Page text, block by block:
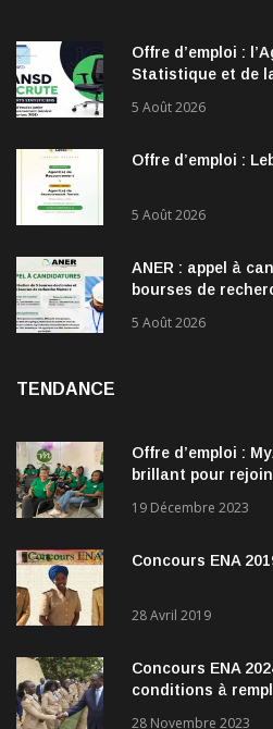
Offre d’emploi :
Statistique et de
5 Août 2026
Offre d’emploi :
5 Août 2026
ANER : appel à
bourses de
5 Août 2026
TENDANCE
Offre d’emploi :
brillant pour
19 Décembre 2023
Concours ENA
28 Avril 2019
Concours ENA
conditions à
28 Novembre 2023